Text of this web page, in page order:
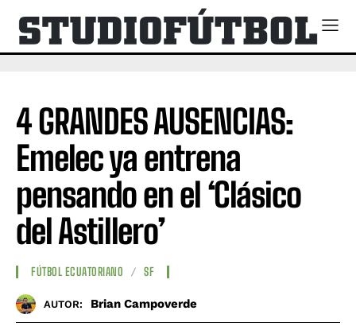
4 GRANDES AUSENCIAS:
Emelec ya entrena
pensando en el ‘Clásico
del Astillero’
FÚTBOL ECUATORIANO SF
AUTOR: Brian Campoverde